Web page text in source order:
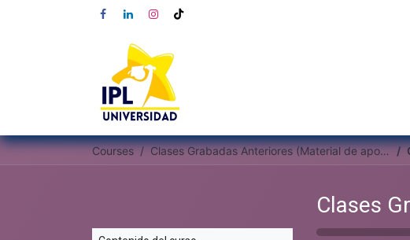
Courses Clases Grabadas Anteriores (Material de apoyo para alumnos)